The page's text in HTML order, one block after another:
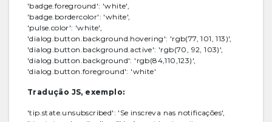
'badge.foreground': 'white',
'badge.bordercolor': 'white',
'pulse.color': 'white',
'dialog.button.background.hovering': 'rgb(77, 101, 113)',
'dialog.button.background.active': 'rgb(70, 92, 103)',
'dialog.button.background': 'rgb(84,110,123)',
'dialog.button.foreground': 'white'
Tradução JS, exemplo:
'tip.state.unsubscribed': 'Se inscreva nas notificações',